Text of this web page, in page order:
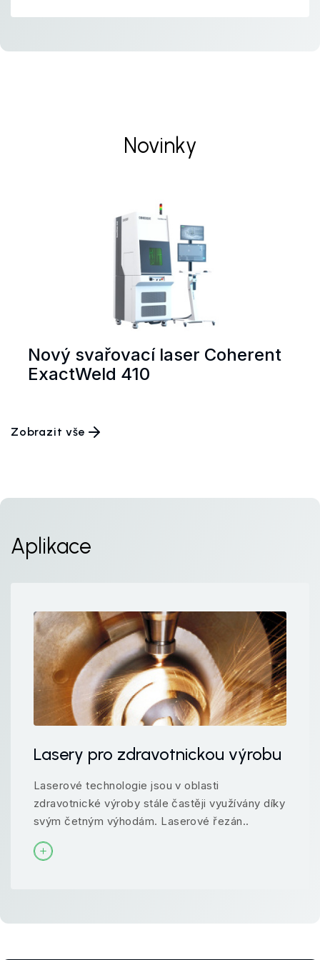
Novinky
Nový svařovací laser Coherent
ExactWeld 410
Zobrazit vše
Aplikace
Lasery pro zdravotnickou výrobu
Laserové technologie jsou v oblasti
zdravotnické výroby stále častěji využívány díky
svým četným výhodám. Laserové řezán..